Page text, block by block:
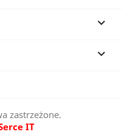


zastrzeżone.
IT